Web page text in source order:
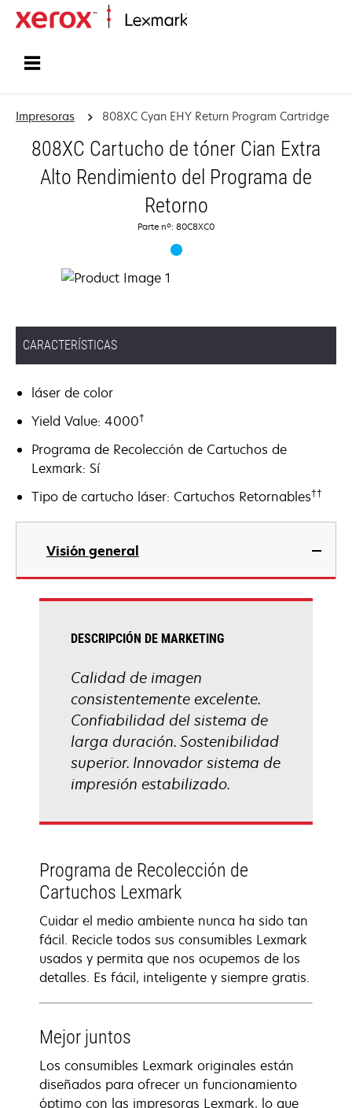
Impresoras 808XC Cyan EHY Return Program Cartridge
808XC Cartucho de tóner Cian Extra
Alto Rendimiento del Programa de
Retorno
Parte nº: 80C8XC0
CARACTERÍSTICAS
láser de color
Yield Value: 4000†
Programa de Recolección de Cartuchos de
Lexmark: Sí
Tipo de cartucho láser: Cartuchos Retornables††
Visión general
DESCRIPCIÓN DE MARKETING
Calidad de imagen
consistentemente excelente.
Confiabilidad del sistema de
larga duración. Sostenibilidad
superior. Innovador sistema de
impresión estabilizado.
Programa de Recolección de
Cartuchos Lexmark
Cuidar el medio ambiente nunca ha sido tan
fácil. Recicle todos sus consumibles Lexmark
usados y permita que nos ocupemos de los
detalles. Es fácil, inteligente y siempre gratis.
Mejor juntos
Los consumibles Lexmark originales están
diseñados para ofrecer un funcionamiento
óptimo con las impresoras Lexmark, lo que